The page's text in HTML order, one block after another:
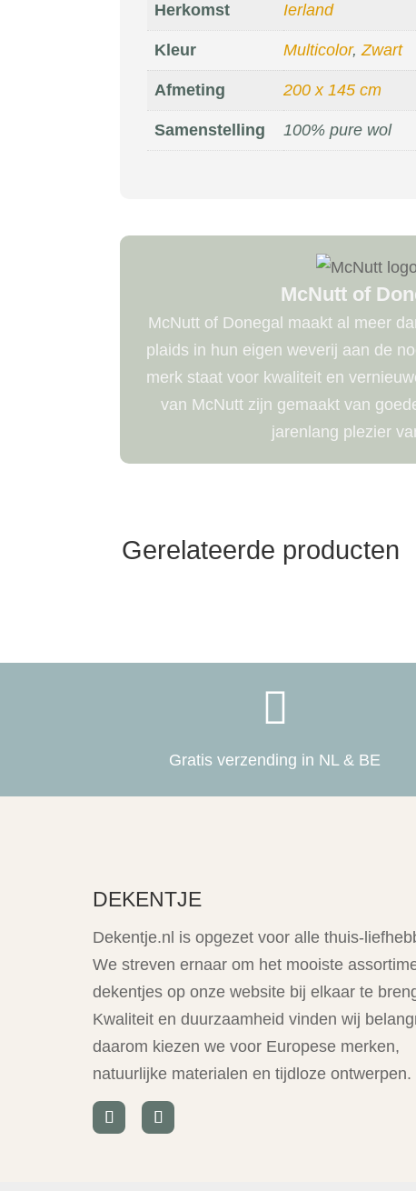
Herkomst Ierland
Kleur Multicolor,Zwart
Afmeting 200 x 145 cm
Samenstelling 100% pure wol
McNutt of
McNutt of Donegal maakt al meer
plaids in hun eigen weverij aan de
merk staat voor kwaliteit en
van McNutt zijn gemaakt van
jarenlang plezier
Gerelateerde producten

Gratis verzending in NL & BE
DEKENTJE
Dekentje.nl is opgezet voor alle thuis-
We streven ernaar om het mooiste
dekentjes op onze website bij elkaar te
Kwaliteit en duurzaamheid vinden wij
daarom kiezen we voor Europese merken,
natuurlijke materialen en tijdloze ontwerpen.